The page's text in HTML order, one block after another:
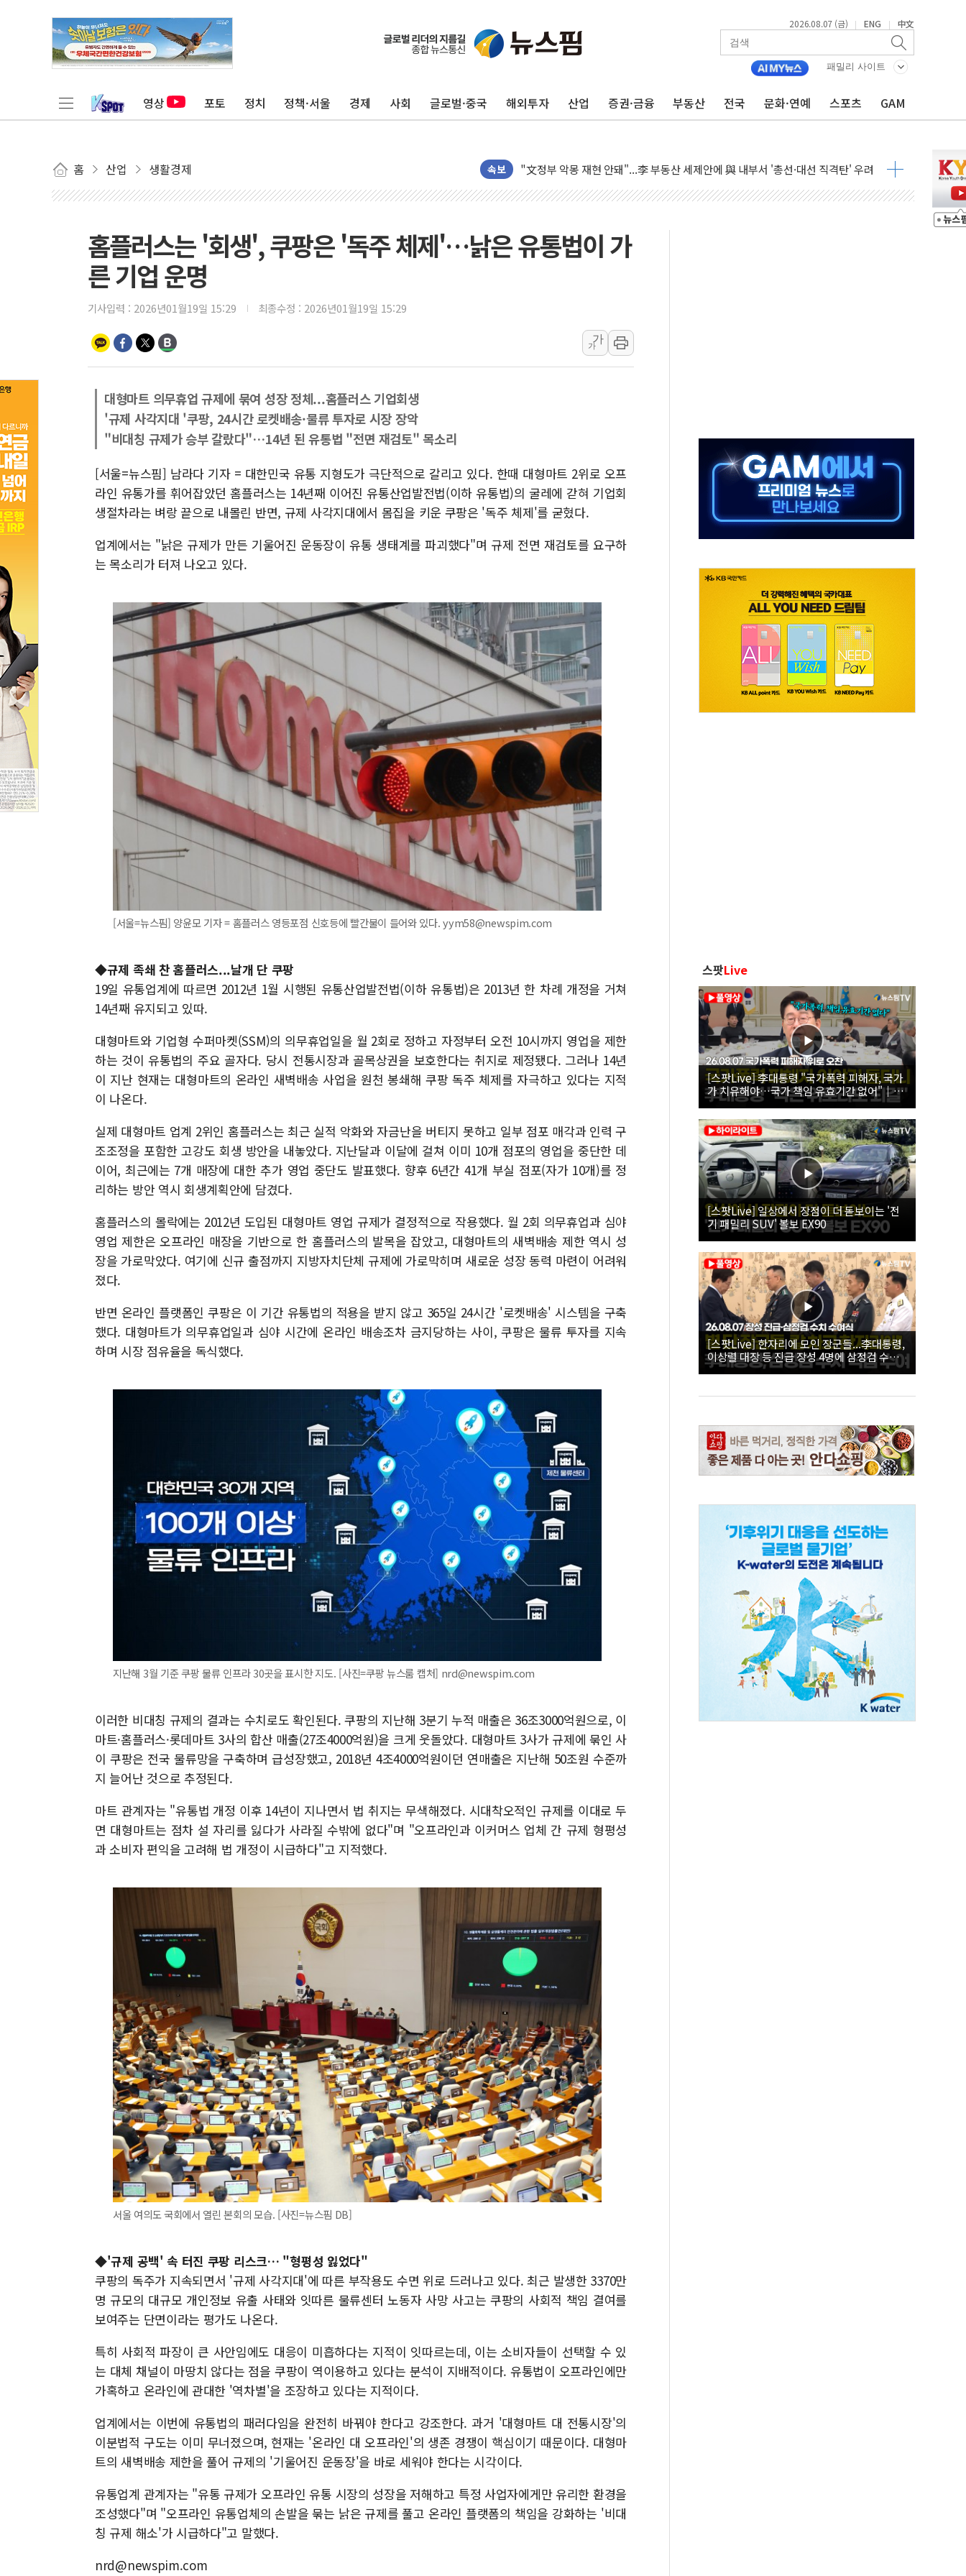
2026.08.07 (금) | ENG | 中文
패밀리 사이트
영상 포토 정치 정책·서울 경제 사회 글로벌·중국 해외투자 산업 증권·금융 부동산 전국 문화·연예 스포츠 GAM
홈 산업 생활경제 속보
42.5도 역대급 폭염…동물들도 특별식으로 여름나기 [뉴스핌 줌인]
경찰, 9월부터 '가족 사건' 못 맡는다…상피제 실시
태국 학교서 중학생 총기 난사...최소 7명 사망
40.2도 찍은 서울 등 폭염중대경보 해제…누적 온열질환자 2872명
신세계사이먼 '대구 프리미엄 아울렛' 건립 '본궤도'
李대통령, 호우 피해 경북 안동·의성 특별재난지역 선포
워트, 상반기 영업이익 30억원
프롬바이오, 10일 거래 재개…"재무구조 개편"
보로노이, 폐암 치료제 'VRN11' 캐나다 IND 신청
푸본현대생명, 육군 3군단과 군 장병 금융교육·전역 지원 협약
컴투스 '제우스: 오만의 신' 26일 출시, 유저의 캐릭터가 AI로 플레이한다
홈플러스는 '회생', 쿠팡은 '독주 체제'…낡은 유통법이 가
른 기업 운명
기사입력 : 2026년01월19일 15:29 최종수정 : 2026년01월19일 15:29
가
가
대형마트 의무휴업 규제에 묶여 성장 정체...홈플러스 기업회생
'규제 사각지대 '쿠팡, 24시간 로켓배송·물류 투자로 시장 장악
"비대칭 규제가 승부 갈랐다"…14년 된 유통법 "전면 재검토" 목소리
[서울=뉴스핌] 남라다 기자 = 대한민국 유통 지형도가 극단적으로 갈리고 있다. 한때 대형마트 2위로 오프
라인 유통가를 휘어잡았던 홈플러스는 14년째 이어진 유통산업발전법(이하 유통법)의 굴레에 갇혀 기업회
생절차라는 벼랑 끝으로 내몰린 반면, 규제 사각지대에서 몸집을 키운 쿠팡은 '독주 체제'를 굳혔다.
업계에서는 "낡은 규제가 만든 기울어진 운동장이 유통 생태계를 파괴했다"며 규제 전면 재검토를 요구하
는 목소리가 터져 나오고 있다.
[서울=뉴스핌] 양윤모 기자 = 홈플러스 영등포점 신호등에 빨간불이 들어와 있다. yym58@newspim.com
◆규제 족쇄 찬 홈플러스...날개 단 쿠팡
19일 유통업계에 따르면 2012년 1월 시행된 유통산업발전법(이하 유통법)은 2013년 한 차례 개정을 거쳐
14년째 유지되고 있따.
대형마트와 기업형 수퍼마켓(SSM)의 의무휴업일을 월 2회로 정하고 자정부터 오전 10시까지 영업을 제한
하는 것이 유통법의 주요 골자다. 당시 전통시장과 골목상권을 보호한다는 취지로 제정됐다. 그러나 14년
이 지난 현재는 대형마트의 온라인 새벽배송 사업을 원천 봉쇄해 쿠팡 독주 체제를 자극하고 있다는 지적
이 나온다.
실제 대형마트 업계 2위인 홈플러스는 최근 실적 악화와 자금난을 버티지 못하고 일부 점포 매각과 인력 구
조조정을 포함한 고강도 회생 방안을 내놓았다. 지난달과 이달에 걸쳐 이미 10개 점포의 영업을 중단한 데
이어, 최근에는 7개 매장에 대한 추가 영업 중단도 발표했다. 향후 6년간 41개 부실 점포(자가 10개)를 정
리하는 방안 역시 회생계획안에 담겼다.
홈플러스의 몰락에는 2012년 도입된 대형마트 영업 규제가 결정적으로 작용했다. 월 2회 의무휴업과 심야
영업 제한은 오프라인 매장을 기반으로 한 홈플러스의 발목을 잡았고, 대형마트의 새벽배송 제한 역시 성
장을 가로막았다. 여기에 신규 출점까지 지방자치단체 규제에 가로막히며 새로운 성장 동력 마련이 어려워
졌다.
반면 온라인 플랫폼인 쿠팡은 이 기간 유통법의 적용을 받지 않고 365일 24시간 '로켓배송' 시스템을 구축
했다. 대형마트가 의무휴업일과 심야 시간에 온라인 배송조차 금지당하는 사이, 쿠팡은 물류 투자를 지속
하며 시장 점유율을 독식했다.
지난해 3월 기준 쿠팡 물류 인프라 30곳을 표시한 지도. [사진=쿠팡 뉴스룸 캡처] nrd@newspim.com
이러한 비대칭 규제의 결과는 수치로도 확인된다. 쿠팡의 지난해 3분기 누적 매출은 36조3000억원으로, 이
마트·홈플러스·롯데마트 3사의 합산 매출(27조4000억원)을 크게 웃돌았다. 대형마트 3사가 규제에 묶인 사
이 쿠팡은 전국 물류망을 구축하며 급성장했고, 2018년 4조4000억원이던 연매출은 지난해 50조원 수준까
지 늘어난 것으로 추정된다.
마트 관계자는 "유통법 개정 이후 14년이 지나면서 법 취지는 무색해졌다. 시대착오적인 규제를 이대로 두
면 대형마트는 점차 설 자리를 잃다가 사라질 수밖에 없다"며 "오프라인과 이커머스 업체 간 규제 형평성
과 소비자 편익을 고려해 법 개정이 시급하다"고 지적했다.
서울 여의도 국회에서 열린 본회의 모습. [사진=뉴스핌 DB]
◆'규제 공백' 속 터진 쿠팡 리스크… "형평성 잃었다"
쿠팡의 독주가 지속되면서 '규제 사각지대'에 따른 부작용도 수면 위로 드러나고 있다. 최근 발생한 3370만
명 규모의 대규모 개인정보 유출 사태와 잇따른 물류센터 노동자 사망 사고는 쿠팡의 사회적 책임 결여를
보여주는 단면이라는 평가도 나온다.
특히 사회적 파장이 큰 사안임에도 대응이 미흡하다는 지적이 잇따르는데, 이는 소비자들이 선택할 수 있
는 대체 채널이 마땅치 않다는 점을 쿠팡이 역이용하고 있다는 분석이 지배적이다. 유통법이 오프라인에만
가혹하고 온라인에 관대한 '역차별'을 조장하고 있다는 지적이다.
업계에서는 이번에 유통법의 패러다임을 완전히 바꿔야 한다고 강조한다. 과거 '대형마트 대 전통시장'의
이분법적 구도는 이미 무너졌으며, 현재는 '온라인 대 오프라인'의 생존 경쟁이 핵심이기 때문이다. 대형마
트의 새벽배송 제한을 풀어 규제의 '기울어진 운동장'을 바로 세워야 한다는 시각이다.
유통업계 관계자는 "유통 규제가 오프라인 유통 시장의 성장을 저해하고 특정 사업자에게만 유리한 환경을
조성했다"며 "오프라인 유통업체의 손발을 묶는 낡은 규제를 풀고 온라인 플랫폼의 책임을 강화하는 '비대
칭 규제 해소'가 시급하다"고 말했다.
nrd@newspim.com
스팟Live
[스팟Live] 李대통령 "국가폭력 피해자, 국가
가 치유해야…국가 책임 유효기간 없어"｜
26.08.07 국가폭력 피해자 위로 오찬
[스팟Live] 일상에서 장점이 더 돋보이는 '전
기 패밀리 SUV' 볼보 EX90
[스팟Live] 한자리에 모인 장군들...李대통령,
이상렬 대장 등 진급 장성 4명에 삼정검 수치
직접 수여｜26.08.07 장성 진급·삼정검 수치